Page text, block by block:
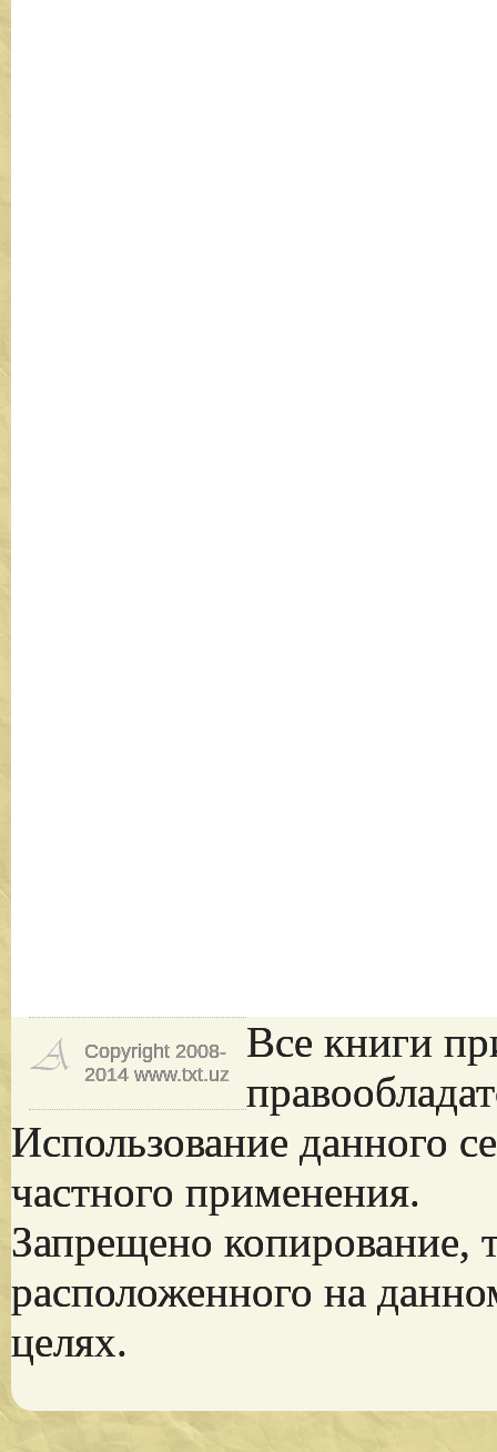
Copyright 2008-
2014 www.txt.uz
Все книги
Использование данного
частного применения.
Запрещено копирование,
расположенного на
целях.